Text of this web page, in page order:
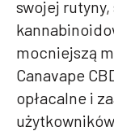
swojej
mocniejszą
Canavape
opłacalne i